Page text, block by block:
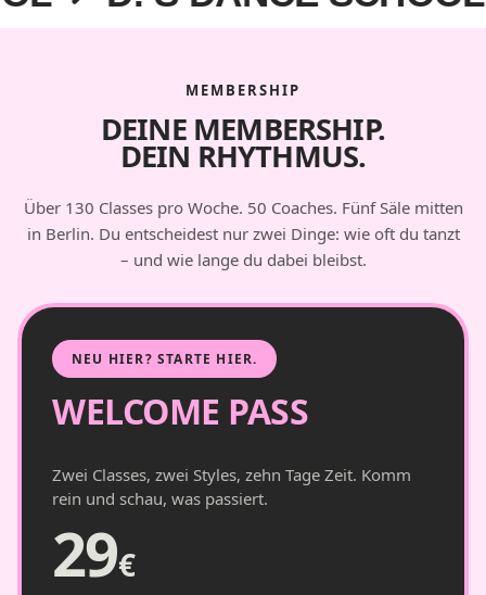
MEMBERSHIP
DEINE MEMBERSHIP.
DEIN RHYTHMUS.
Über 130 Classes pro Woche. 50 Coaches. Fünf Säle mitten
in Berlin. Du entscheidest nur zwei Dinge: wie oft du tanzt
– und wie lange du dabei bleibst.
NEU HIER? STARTE HIER.
WELCOME PASS
Zwei Classes, zwei Styles, zehn Tage Zeit. Komm
rein und schau, was passiert.
29€